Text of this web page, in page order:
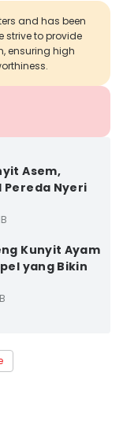
and has been
strive to provide
ensuring high
Asem,
Pereda Nyeri
Kunyit Ayam
yang Bikin